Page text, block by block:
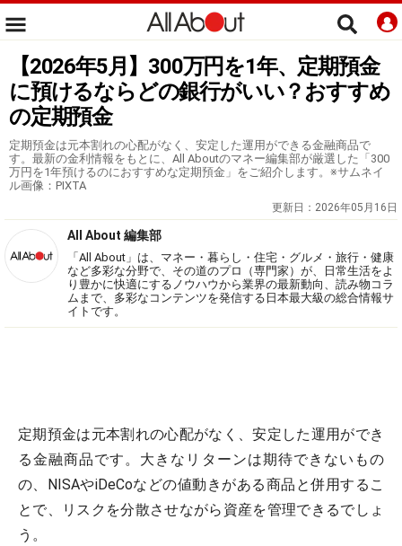
【2026年5月】300万円を1年、定期預金
に預けるならどの銀行がいい？おすすめ
の定期預金
定期預金は元本割れの心配がなく、安定した運用ができる金融商品で
す。最新の金利情報をもとに、All Aboutのマネー編集部が厳選した「300
万円を1年預けるのにおすすめな定期預金」をご紹介します。※サムネイ
ル画像：PIXTA
更新日： 2026年05月16日
All About 編集部
「All About」は、マネー・暮らし・住宅・グルメ・旅行・健康
など多彩な分野で、その道のプロ（専門家）が、日常生活をよ
り豊かに快適にするノウハウから業界の最新動向、読み物コラ
ムまで、多彩なコンテンツを発信する日本最大級の総合情報サ
イトです。
定期預金は元本割れの心配がなく、安定した運用ができ
る金融商品です。大きなリターンは期待できないもの
の、NISAやiDeCoなどの値動きがある商品と併用するこ
とで、リスクを分散させながら資産を管理できるでしょ
う。